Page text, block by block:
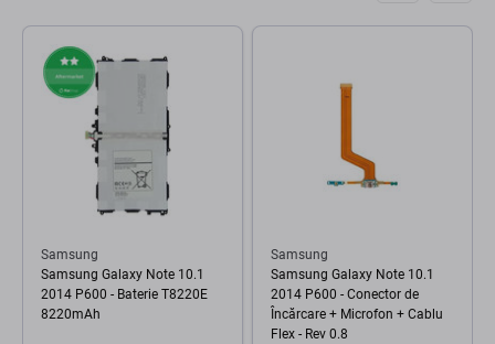
Samsung
Samsung Galaxy Note 10.1
2014 P600 - Baterie T8220E
8220mAh
Samsung
Samsung Galaxy Note 10.1
2014 P600 - Conector de
Încărcare + Microfon + Cablu
Flex - Rev 0.8